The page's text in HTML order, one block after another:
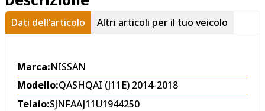
Dati dell'articolo Altri articoli per il tuo veicolo
Marca:NISSAN
Modello:QASHQAI (J11E) 2014-2018
Telaio:SJNFAAJ11U1944250